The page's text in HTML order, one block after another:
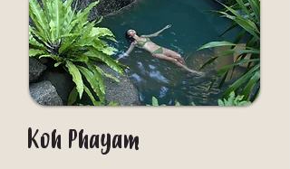
Koh Phayam